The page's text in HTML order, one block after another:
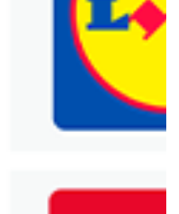
gazetkę
gazetki Blix!